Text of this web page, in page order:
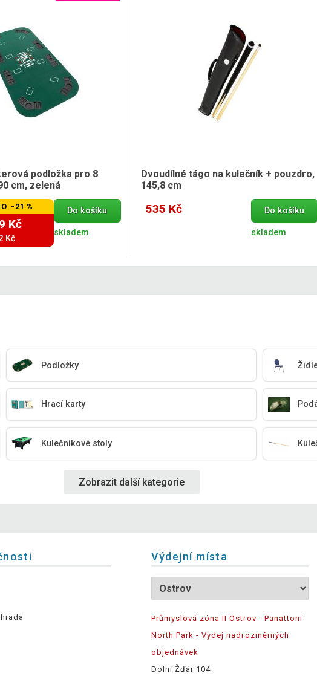
podložka pro 8
cm, zelená
-21 %
Kč
Kč
Do košíku
skladem
Dvoudílné tágo na kulečník + pouzdro,
145,8 cm
535 Kč Do košíku
skladem
Podložky
Hrací karty
Kulečníkové stoly
Zobrazit další kategorie
Výdejní místa
Průmyslová zóna II Ostrov - Panattoni
North Park - Výdej nadrozměrných
objednávek
Dolní Žďár 104